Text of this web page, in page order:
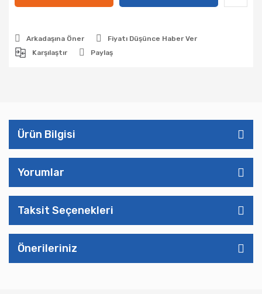
Arkadaşına Öner
Fiyatı Düşünce Haber Ver
Karşılaştır
Paylaş
Ürün Bilgisi
Yorumlar
Taksit Seçenekleri
Önerileriniz